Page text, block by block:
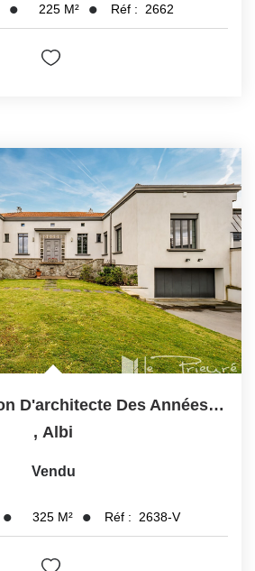
225 M² Réf : 2662
Très Belle Maison D'architecte Des Années 50, Rénovée Avec...
, Albi
Vendu
325 M² Réf : 2638-V